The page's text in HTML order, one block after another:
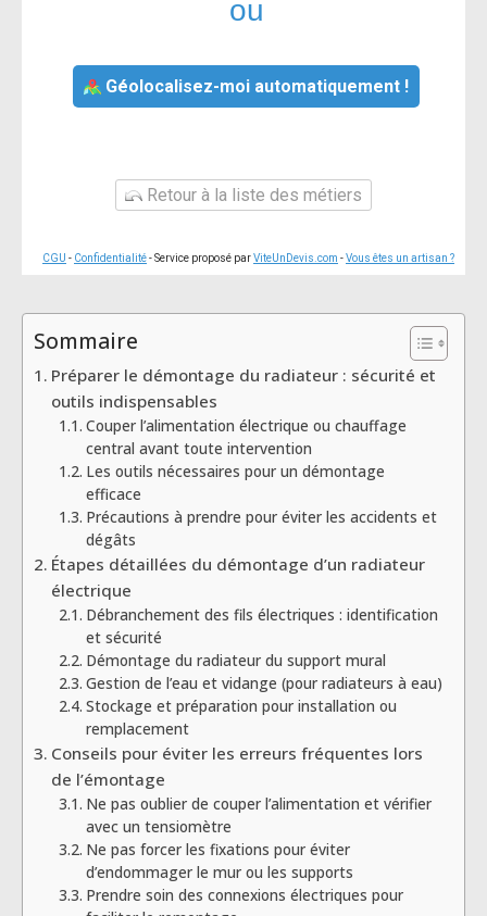
ou
Géolocalisez-moi automatiquement !
Retour à la liste des métiers
CGU - Confidentialité- Service proposé parViteUnDevis.com -Vous êtes un artisan ?
Sommaire
Préparer le démontage du radiateur : sécurité et
outils indispensables
Couper l’alimentation électrique ou chauffage
central avant toute intervention
Les outils nécessaires pour un démontage
efficace
Précautions à prendre pour éviter les accidents et
dégâts
Étapes détaillées du démontage d’un radiateur
électrique
Débranchement des fils électriques : identification
et sécurité
Démontage du radiateur du support mural
Gestion de l’eau et vidange (pour radiateurs à eau)
Stockage et préparation pour installation ou
remplacement
Conseils pour éviter les erreurs fréquentes lors
de l’émontage
Ne pas oublier de couper l’alimentation et vérifier
avec un tensiomètre
Ne pas forcer les fixations pour éviter
d’endommager le mur ou les supports
Prendre soin des connexions électriques pour